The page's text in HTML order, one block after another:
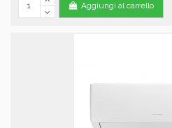
Aggiungi al carrello